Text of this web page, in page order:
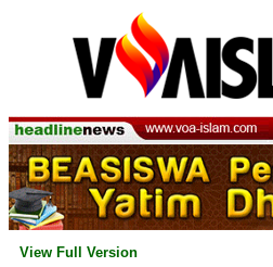
View Full Version